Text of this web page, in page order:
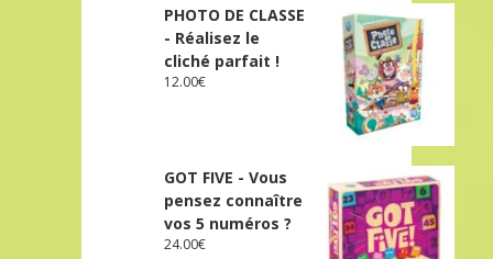
PHOTO DE CLASSE
- Réalisez le
cliché parfait !
12.00€
GOT FIVE - Vous
pensez connaître
vos 5 numéros ?
24.00€